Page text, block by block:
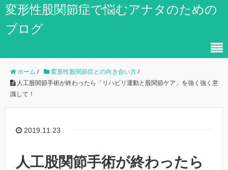
変形性股関節症で悩むアナタのための
ブログ
ホーム / 変形性股関節症との向き合い方 /
人工股関節手術が終わったら「リハビリ運動と股関節ケア」を強く強く意
識して！
2019.11.23
人工股関節手術が終わったら